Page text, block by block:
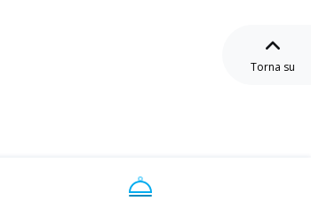
Torna su